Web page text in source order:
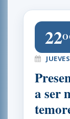
22
JUEVES
a ser